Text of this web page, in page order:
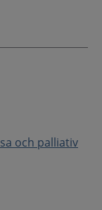
och palliativ